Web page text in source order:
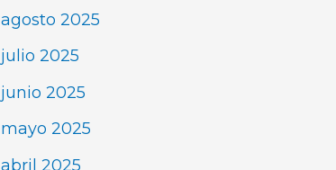
agosto 2025
julio 2025
junio 2025
mayo 2025
abril 2025